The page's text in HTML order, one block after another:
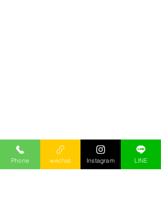
Phone wechat Instagram LINE